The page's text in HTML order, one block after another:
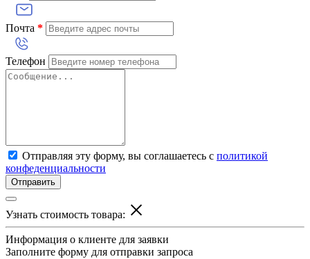
Почта *
Телефон
Отправляя эту форму, вы соглашаетесь с политикой
конфеденциальности
Отправить
Узнать стоимость товара:
Информация о клиенте для заявки
Заполните форму для отправки запроса